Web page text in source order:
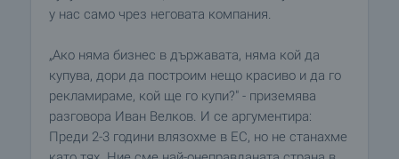
у нас само чрез неговата компания.
„Ако няма бизнес в държавата, няма кой да
купува, дори да построим нещо красиво и да го
рекламираме, кой ще го купи?" - приземява
разговора Иван Велков. И се аргументира:
Преди 2-3 години влязохме в ЕС, но не станахме